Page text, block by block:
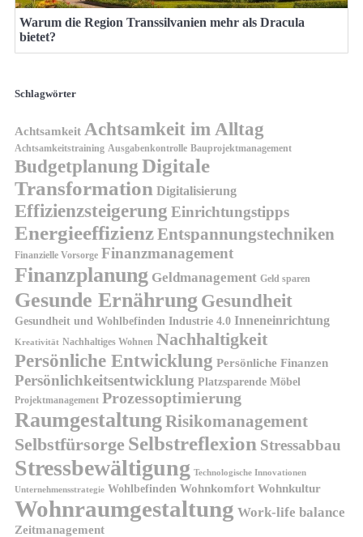
Warum die Region Transsilvanien mehr als Dracula
bietet?
Schlagwörter
Achtsamkeit Achtsamkeit im Alltag
Achtsamkeitstraining Ausgabenkontrolle Bauprojektmanagement
BudgetplanungDigitale
Transformation Digitalisierung
Effizienzsteigerung Einrichtungstipps
EnergieeffizienzEntspannungstechniken
Finanzielle Vorsorge Finanzmanagement
Finanzplanung Geldmanagement Geld sparen
Gesunde Ernährung Gesundheit
Gesundheit und Wohlbefinden Industrie 4.0 Inneneinrichtung
Kreativität Nachhaltiges Wohnen Nachhaltigkeit
Persönliche Entwicklung Persönliche Finanzen
Persönlichkeitsentwicklung Platzsparende Möbel
Projektmanagement Prozessoptimierung
Raumgestaltung Risikomanagement
Selbstfürsorge Selbstreflexion Stressabbau
Stressbewältigung Technologische Innovationen
Unternehmensstrategie Wohlbefinden Wohnkomfort Wohnkultur
Wohnraumgestaltung Work-life balance
Zeitmanagement